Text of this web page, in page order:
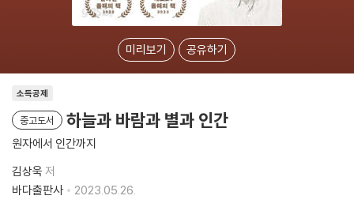
미리보기 공유하기
소득공제
중고도서 하늘과 바람과 별과 인간
원자에서 인간까지
김상욱 저
바다출판사
2023.05.26.